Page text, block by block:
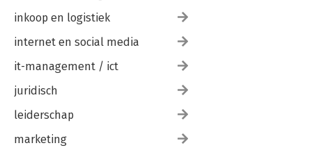
Bewogen worden 170
Nawoord 173
inkoop en logistiek
internet en social media
it-management / ict
juridisch
leiderschap
marketing